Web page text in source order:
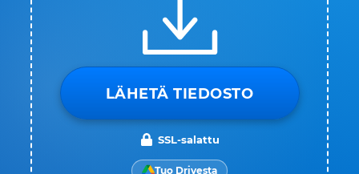
LÄHETÄ TIEDOSTO
SSL-salattu
Tuo Drivesta